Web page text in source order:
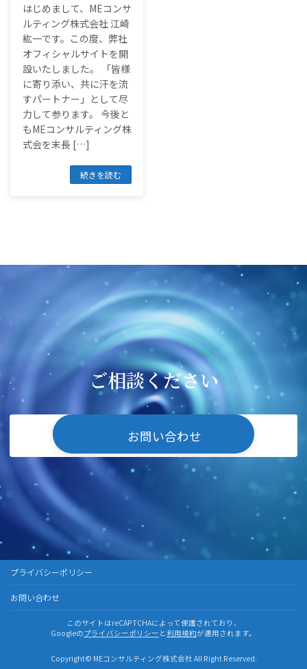
はじめまして、MEコンサ
ルティング株式会社 江崎
紘一です。この度、弊社
オフィシャルサイトを開
設いたしました。 「皆様
に寄り添い、共に汗を流
すパートナー」として尽
力して参ります。 今後と
もMEコンサルティング株
式会を末長 […]
続きを読む
ご相談ください
お問い合わせ
プライバシーポリシー
お問い合わせ
このサイトはreCAPTCHAによって保護されており、
Googleのプライバシーポリシー と利用規約が適用されます。
Copyright© MEコンサルティング株式会社 All Right Reserved.